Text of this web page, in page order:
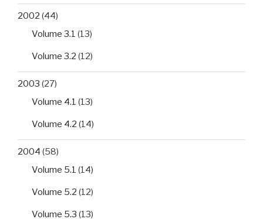
2002 (44)
Volume 3.1 (13)
Volume 3.2 (12)
2003 (27)
Volume 4.1 (13)
Volume 4.2 (14)
2004 (58)
Volume 5.1 (14)
Volume 5.2 (12)
Volume 5.3 (13)